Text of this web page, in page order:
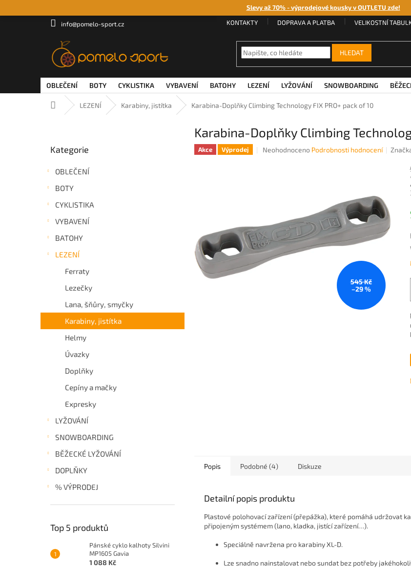
Slevy až 70% - výprodejové kousky v OUTLETU zde!
info@pomelo-sport.cz KONTAKTY DOPRAVA A PLATBA VELIKOSTNÍ
HLEDAT
OBLEČENÍ BOTY CYKLISTIKA VYBAVENÍ BATOHY LEZENÍ LYŽOVÁNÍ SNOWBOARDING
Domů LEZENÍ Karabiny, jistítka Karabina-Doplňky Climbing Technology FIX PRO+ pack of 10
kategorie
Kategorie
OBLEČENÍ
BOTY
CYKLISTIKA
VYBAVENÍ
BATOHY
LEZENÍ
Ferraty
Lezečky
Lana, šňůry, smyčky
Karabiny, jistítka
Helmy
Úvazky
Doplňky
Cepíny a mačky
Expresky
LYŽOVÁNÍ
SNOWBOARDING
BĚŽECKÉ LYŽOVÁNÍ
DOPLŇKY
% VÝPRODEJ
Top 5 produktů
Pánské cyklo kalhoty Silvini
MP1605 Gavia
1 088 Kč
Karabina-Doplňky Climbing
Akce Výprodej
Průměrné
Neohodnoceno Podrobnosti hodnocení
545 Kč
–29 %
Popis Podobné (4) Diskuze
Detailní popis produktu
Plastové polohovací zařízení (přepážka), které pomáhá udržovat
připojeným systémem (lano, kladka, jistící zařízení…).
Speciálně navržena pro karabiny XL-D.
Lze snadno nainstalovat nebo sundat bez potřeby